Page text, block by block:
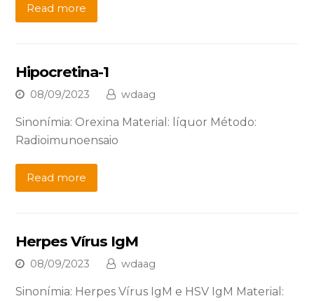
Read more
Hipocretina-1
08/09/2023 wdaag
Sinonímia: Orexina Material: líquor Método:
Radioimunoensaio
Read more
Herpes Vírus IgM
08/09/2023 wdaag
Sinonímia: Herpes Vírus IgM e HSV IgM Material: